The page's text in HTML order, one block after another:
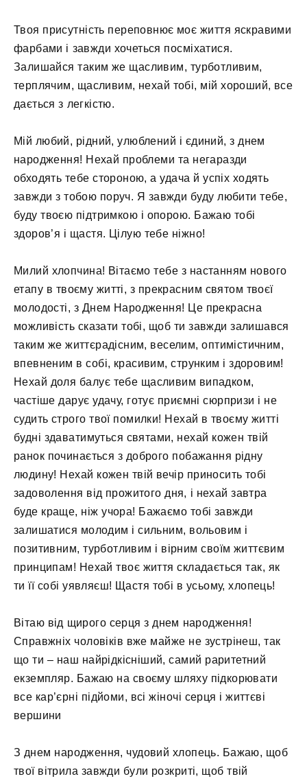
Твоя присутність переповнює моє життя яскравими
фарбами і завжди хочеться посміхатися.
Залишайся таким же щасливим, турботливим,
терплячим, щасливим, нехай тобі, мій хороший, все
дається з легкістю.
Мій любий, рідний, улюблений і єдиний, з днем ​​
народження! Нехай проблеми та негаразди
обходять тебе стороною, а удача й успіх ходять
завжди з тобою поруч. Я завжди буду любити тебе,
буду твоєю підтримкою і опорою. Бажаю тобі
здоров’я і щастя. Цілую тебе ніжно!
Милий хлопчина! Вітаємо тебе з настанням нового
етапу в твоєму житті, з прекрасним святом твоєї
молодості, з Днем Народження! Це прекрасна
можливість сказати тобі, щоб ти завжди залишався
таким же життєрадісним, веселим, оптимістичним,
впевненим в собі, красивим, струнким і здоровим!
Нехай доля балує тебе щасливим випадком,
частіше дарує удачу, готує приємні сюрпризи і не
судить строго твої помилки! Нехай в твоєму житті
будні здаватимуться святами, нехай кожен твій
ранок починається з доброго побажання рідну
людину! Нехай кожен твій вечір приносить тобі
задоволення від прожитого дня, і нехай завтра
буде краще, ніж учора! Бажаємо тобі завжди
залишатися молодим і сильним, вольовим і
позитивним, турботливим і вірним своїм життєвим
принципам! Нехай твоє життя складається так, як
ти її собі уявляєш! Щастя тобі в усьому, хлопець!
Вітаю від щирого серця з днем ​​народження!
Справжніх чоловіків вже майже не зустрінеш, так
що ти – наш найрідкісніший, самий раритетний
екземпляр. Бажаю на своєму шляху підкорювати
все кар’єрні підйоми, всі жіночі серця і життєві
вершини
З днем ​​народження, чудовий хлопець. Бажаю, щоб
твої вітрила завжди були розкриті, щоб твій